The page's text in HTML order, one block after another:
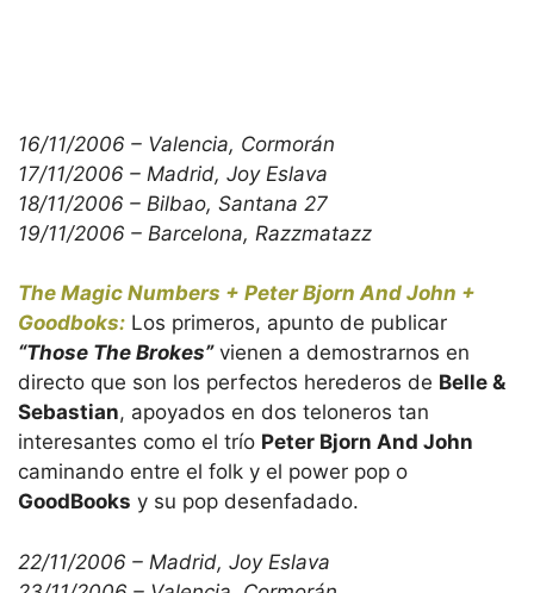
16/11/2006 – Valencia, Cormorán
17/11/2006 – Madrid, Joy Eslava
18/11/2006 – Bilbao, Santana 27
19/11/2006 – Barcelona, Razzmatazz
The Magic Numbers + Peter Bjorn And John +
Goodboks: Los primeros, apunto de publicar
“Those The Brokes”vienen a demostrarnos en
directo que son los perfectos herederos de Belle &
Sebastian, apoyados en dos teloneros tan
interesantes como el trío Peter Bjorn And John
caminando entre el folk y el power pop o
GoodBooks y su pop desenfadado.
22/11/2006 – Madrid, Joy Eslava